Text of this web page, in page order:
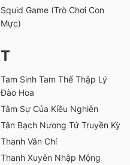
Squid Game (Trò Chơi Con
Mực)
T
Tam Sinh Tam Thế Thập Lý
Đào Hoa
Tâm Sự Của Kiều Nghiên
Tân Bạch Nương Tử Truyền Kỳ
Thanh Vân Chí
Thanh Xuyên Nhập Mộng